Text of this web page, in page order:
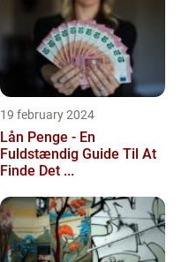
19 february 2024
Lån Penge - En
Fuldstændig Guide Til At
Finde Det ...